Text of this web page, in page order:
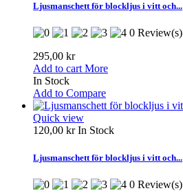
Ljusmanschett för blockljus i vitt och...
0 Review(s)
295,00 kr
Add to cart More
In Stock
Add to Compare
Quick view
120,00 krIn Stock
Ljusmanschett för blockljus i vitt och...
0 Review(s)